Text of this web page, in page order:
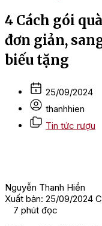
4 Cách gói
đơn giản,
biếu tặng
25/09/2024
thanhhien
Tin tức rượu
Nguyễn Thanh Hiền
Xuất bản: 25/09/2024
7 phút đọc